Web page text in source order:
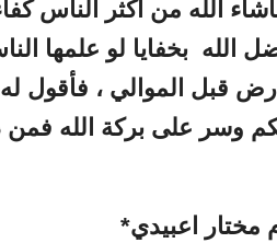
الله من أكثر الناس
الله بخفايا لو علمها
قبل الموالي ، فأقول
وسر على بركة الله
مختار اعبيدي*